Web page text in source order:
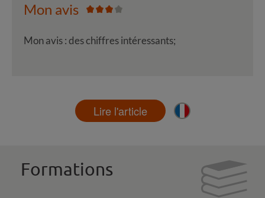
Mon avis
Mon avis : des chiffres intéressants;
Lire l'article
Formations